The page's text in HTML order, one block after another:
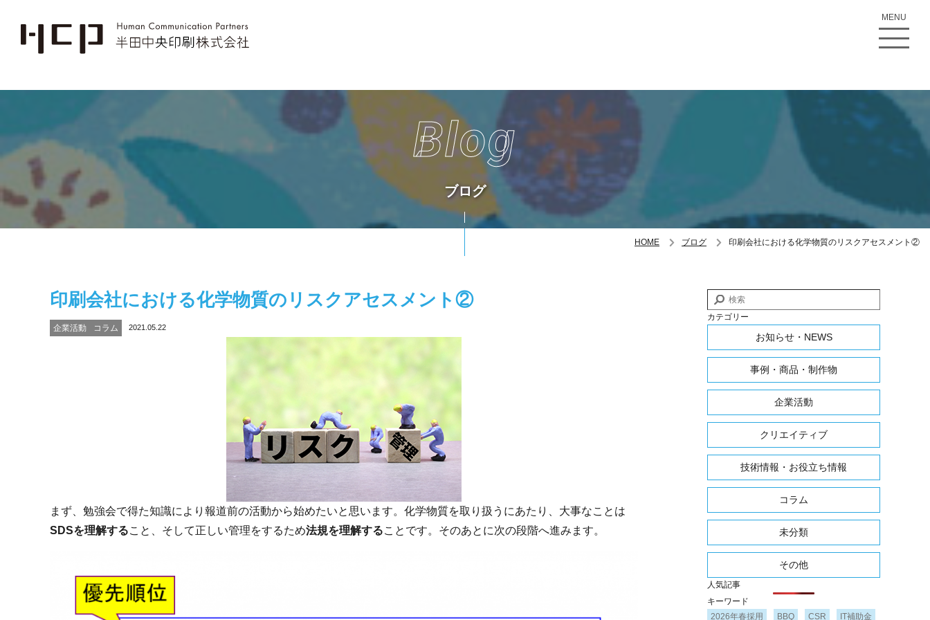
MENU
Blog
ブログ
HOME ブログ 印刷会社における化学物質のリスクアセスメント②
印刷会社における化学物質のリスクアセスメント②
企業活動 コラム 2021.05.22
まず、勉強会で得た知識により報道前の活動から始めたいと思います。化学物質を取り扱うにあたり、大事なことは
SDSを理解すること、そして正しい管理をするため法規を理解することです。そのあとに次の段階へ進みます。
カテゴリー
お知らせ・NEWS
事例・商品・制作物
企業活動
クリエイティブ
技術情報・お役立ち情報
コラム
未分類
その他
人気記事
キーワード
2026年春採用
BBQ CSR IT補助金